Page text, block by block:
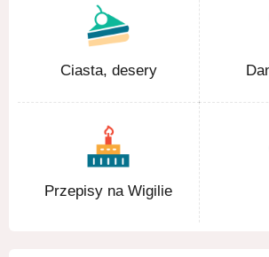
Ciasta, desery
Przepisy na Wigilie